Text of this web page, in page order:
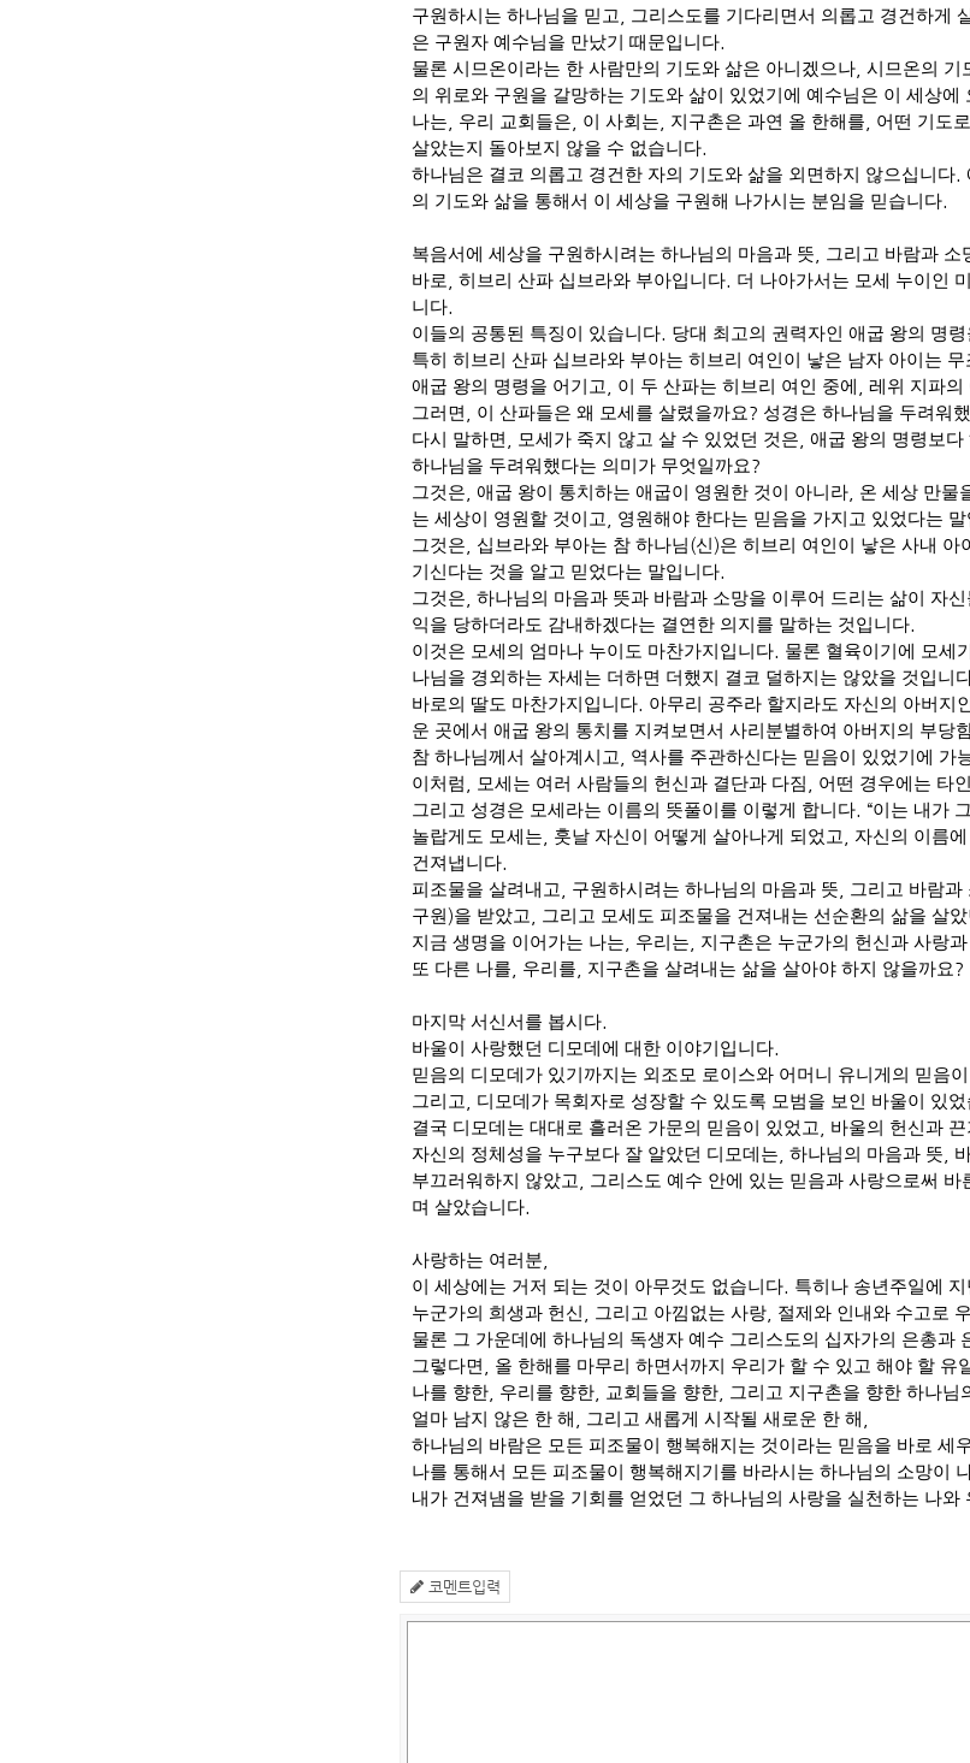
구원하시는 하나님을 믿고 그리스도를 기다리면서 의롭고 경건하게
은 구원자 예수님을 만났기 때문입니다.
물론 시므온이라는 한 사람만의 기도와 삶은 아니겠으나 시므온의 기
의 위로와 구원을 갈망하는 기도와 삶이 있었기에 예수님은 이 세상에
나는 우리 교회들은 이 사회는 지구촌은 과연 올 한해를 어떤 기도로
살았는지 돌아보지 않을 수 없습니다.
하나님은 결코 의롭고 경건한 자의 기도와 삶을 외면하지 않으십니다.
의 기도와 삶을 통해서 이 세상을 구원해 나가시는 분임을 믿습니다.
복음서에 세상을 구원하시려는 하나님의 마음과 뜻 그리고 바람과 소
바로 히브리 산파 십브라와 부아입니다. 더 나아가서는 모세 누이인
니다.
이들의 공통된 특징이 있습니다. 당대 최고의 권력자인 애굽 왕의 명
특히 히브리 산파 십브라와 부아는 히브리 여인이 낳은 남자 아이는
애굽 왕의 명령을 어기고 이 두 산파는 히브리 여인 중에 레위 지파의
그러면 이 산파들은 왜 모세를 살렸을까요? 성경은 하나님을 두려워
다시 말하면 모세가 죽지 않고 살 수 있었던 것은 애굽 왕의 명령보
하나님을 두려워했다는 의미가 무엇일까요?
그것은 애굽 왕이 통치하는 애굽이 영원한 것이 아니라 온 세상 만물
는 세상이 영원할 것이고
영원해야 한다는 믿음을 가지고 있었다는
그것은 십브라와 부아는 참 하나님(신)은 히브리 여인이 낳은 사내 아
기신다는 것을 알고 믿었다는 말입니다.
그것은 하나님의 마음과 뜻과 바람과 소망을 이루어 드리는 삶이 자
익을 당하더라도 감내하겠다는 결연한 의지를 말하는 것입니다.
이것은 모세의 엄마나 누이도 마찬가지입니다. 물론 혈육이기에 모세
나님을 경외하는 자세는 더하면 더했지 결코 덜하지는 않았을 것입니
바로의 딸도 마찬가지입니다. 아무리 공주라 할지라도 자신의 아버지
운 곳에서 애굽 왕의 통치를 지켜보면서 사리분별하여 아버지의 부당
참 하나님께서 살아계시고
역사를 주관하신다는 믿음이 있었기에 가
이처럼 모세는 여러 사람들의 헌신과 결단과 다짐 어떤 경우에는 타
그리고 성경은 모세라는 이름의 뜻풀이를 이렇게 합니다. “이는 내가
놀랍게도 모세는 훗날 자신이 어떻게 살아나게 되었고 자신의 이름
건져냅니다.
피조물을 살려내고 구원하시려는 하나님의 마음과 뜻 그리고 바람과
구원)을 받았고 그리고 모세도 피조물을 건져내는 선순환의 삶을 살
지금 생명을 이어가는 나는 우리는 지구촌은 누군가의 헌신과 사랑
또 다른 나를
우리를 지구촌을 살려내는 삶을 살아야 하지 않을까요?
마지막 서신서를 봅시다.
바울이 사랑했던 디모데에 대한 이야기입니다.
믿음의 디모데가 있기까지는 외조모 로이스와 어머니 유니게의 믿음
그리고 디모데가 목회자로 성장할 수 있도록 모범을 보인 바울이 있
결국 디모데는 대대로 흘러온 가문의 믿음이 있었고 바울의 헌신과
자신의 정체성을 누구보다 잘 알았던 디모데는 하나님의 마음과 뜻
부끄러워하지 않았고
그리스도 예수 안에 있는 믿음과 사랑으로써 바
며 살았습니다.
사랑하는 여러분
이 세상에는 거저 되는 것이 아무것도 없습니다. 특히나 송년주일에
누군가의 희생과 헌신 그리고 아낌없는 사랑 절제와 인내와 수고로
물론 그 가운데에 하나님의 독생자 예수 그리스도의 십자가의 은총과
그렇다면 올 한해를 마무리 하면서까지 우리가 할 수 있고 해야 할 유
나를 향한 우리를 향한 교회들을 향한 그리고 지구촌을 향한 하나님
얼마 남지 않은 한 해 그리고 새롭게 시작될 새로운 한 해
하나님의 바람은 모든 피조물이 행복해지는 것이라는 믿음을 바로 세
나를 통해서 모든 피조물이 행복해지기를 바라시는 하나님의 소망이
내가 건져냄을 받을 기회를 얻었던 그 하나님의 사랑을 실천하는 나와
코멘트입력